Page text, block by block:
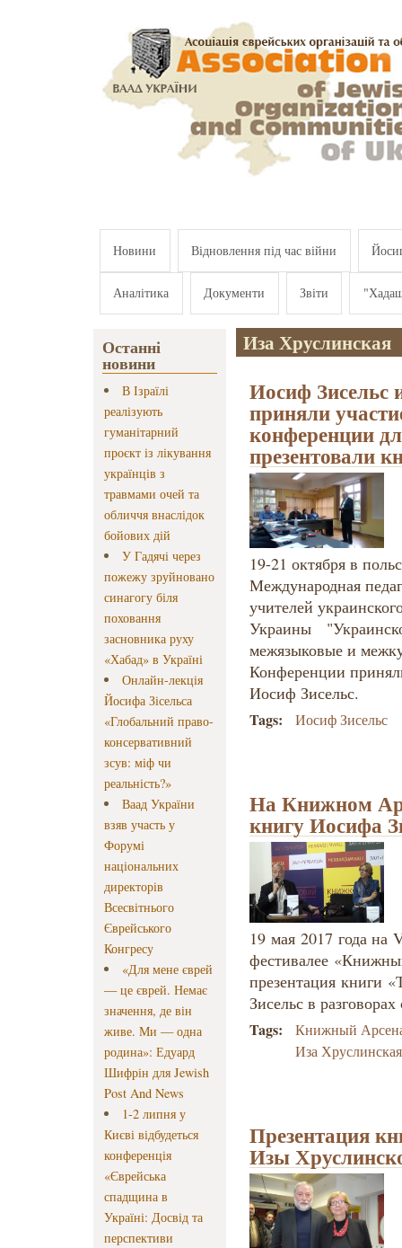
Новини Відновлення під час війни
Аналітика Документи Звіти
Останні
новини
В Ізраїлі
реалізують
гуманітарний
проєкт із лікування
українців з
травмами очей та
обличчя внаслідок
бойових дій
У Гадячі через
пожежу зруйновано
синагогу біля
поховання
засновника руху
«Хабад» в Україні
Онлайн-лекція
Йосифа Зісельса
«Глобальний право-
консервативний
зсув: міф чи
реальність?»
Ваад України
взяв участь у
Форумі
національних
директорів
Всесвітнього
Єврейського
Конгресу
«Для мене єврей
— це єврей. Немає
значення, де він
живе. Ми — одна
родина»: Едуард
Шифрін для Jewish
Post And News
1-2 липня у
Києві відбудеться
конференція
«Єврейська
спадщина в
Україні: Досвід та
перспективи
Иза Хруслинская
Иосиф Зисельс
приняли
конференции
презентовали
19-21 октября в
Международная
учителей
Украины
межязыковые и
Конференции
Иосиф Зисельс.
Tags: Иосиф Зисельс
На Книжном
книгу Иосифа
19 мая 2017 года на
фестивалее
презентация книги
Зисельс в
Tags:
Книжный
Иза Хруслинская
Презентация
Изы